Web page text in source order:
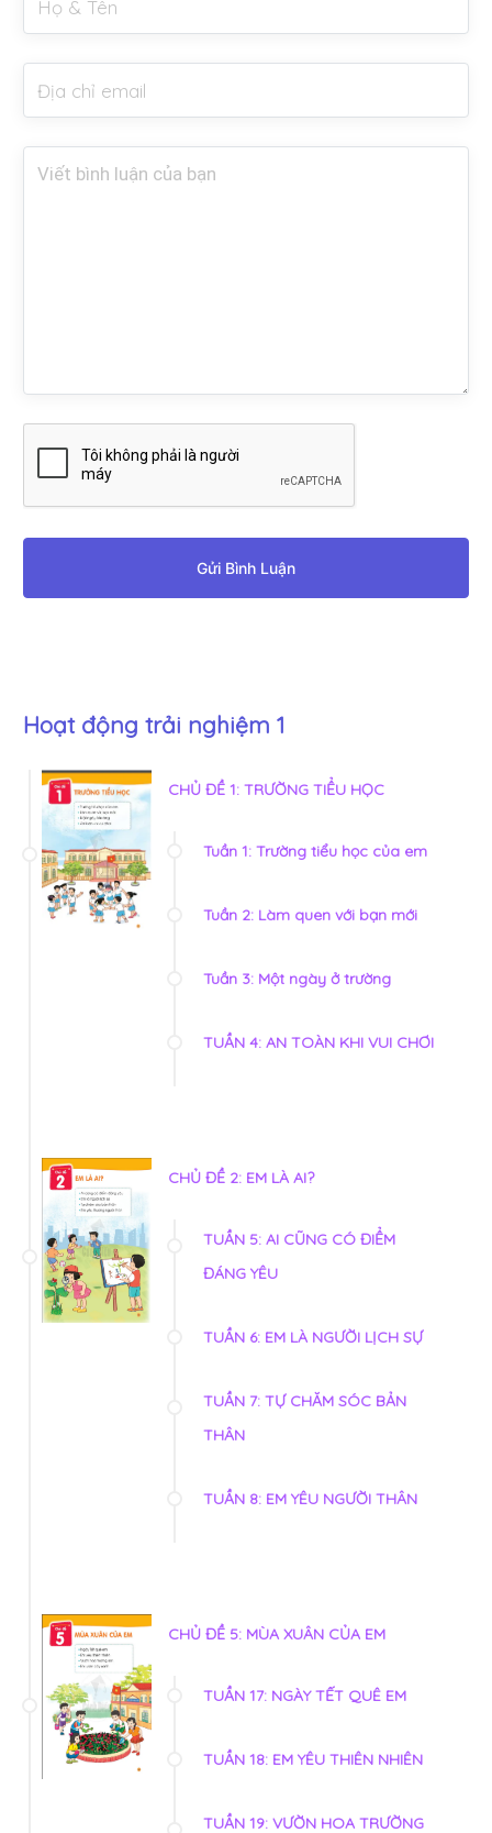
Gửi Bình Luận
Hoạt động trải nghiệm 1
CHỦ ĐỀ 1: TRƯỜNG TIỂU HỌC
Tuần 1: Trường tiểu học của em
Tuần 2: Làm quen với bạn mới
Tuần 3: Một ngày ở trường
TUẦN 4: AN TOÀN KHI VUI CHƠI
CHỦ ĐỀ 2: EM LÀ AI?
TUẦN 5: AI CŨNG CÓ ĐIỂM
ĐÁNG YÊU
TUẦN 6: EM LÀ NGƯỜI LỊCH SỰ
TUẦN 7: TỰ CHĂM SÓC BẢN
THÂN
TUẦN 8: EM YÊU NGƯỜI THÂN
CHỦ ĐỀ 5: MÙA XUÂN CỦA EM
TUẦN 17: NGÀY TẾT QUÊ EM
TUẦN 18: EM YÊU THIÊN NHIÊN
TUẦN 19: VƯỜN HOA TRƯỜNG